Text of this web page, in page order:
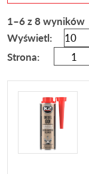
1–6 z 8 wyników
Wyświetl:
Strona: